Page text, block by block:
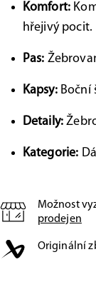
Komfort:
hřejivý pocit.
Pas:
Kapsy:Boční
Detaily:
Kategorie:
Možnost
prodejen
Originální